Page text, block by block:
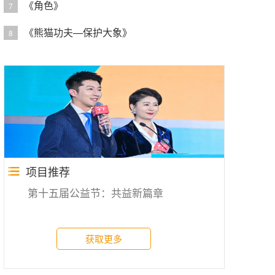
7 《角色》
8 《熊猫功夫—保护大象》
项目推荐
第十五届公益节：共益新篇章
获取更多